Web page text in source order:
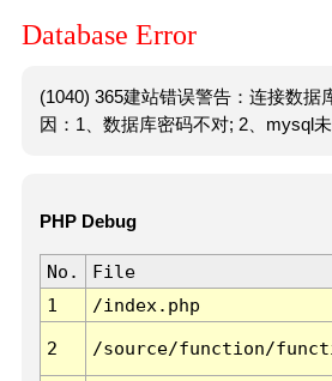
Database Error
(1040) 365建站错误警告：连接数据
因：1、数据库密码不对; 2、mysql未
PHP Debug
No. File
1
/index.php
2 /source/function/